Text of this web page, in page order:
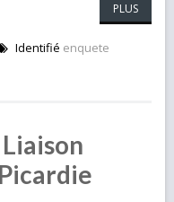
PLUS
Identifié enquete